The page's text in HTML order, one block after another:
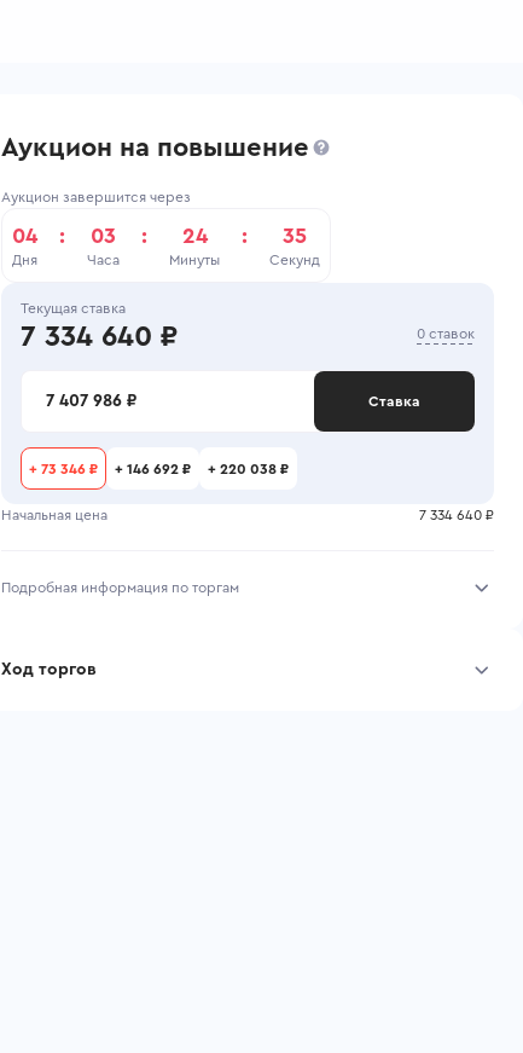
Аукцион на повышение
Аукцион завершится через
04
Дня
: 03
Часа
: 24
Минуты
: 34
Секунд
Текущая ставка
7 334 640 ₽ 0 ставок
7 407 986 ₽ Ставка
+ 73 346 ₽ + 146 692 ₽ + 220 038 ₽
Начальная цена 7 334 640 ₽
Подробная информация по торгам
Ход торгов